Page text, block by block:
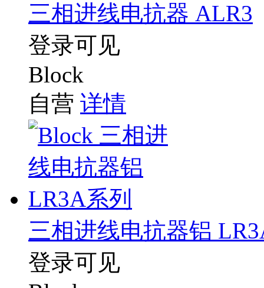
三相进线电抗器 ALR3
登录可见
Block
自营 详情
三相进线电抗器铝
登录可见